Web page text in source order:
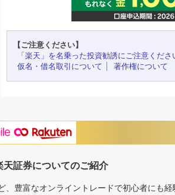
【ご注意ください】
「楽天」を名乗った投資勧誘にご注意くださ
仮名・借名取引について
著作権について
天証券についてのご紹介
、豊富なオンライントレードで初心者にも